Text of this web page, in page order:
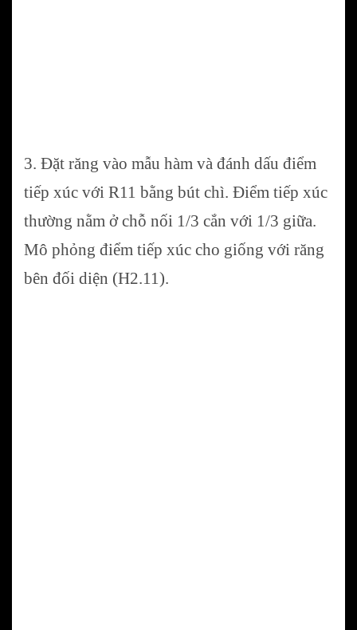
3. Đặt răng vào mẫu hàm và đánh dấu điểm
tiếp xúc với R11 bằng bút chì. Điểm tiếp xúc
thường nằm ở chỗ nối 1/3 cắn với 1/3 giữa.
Mô phỏng điểm tiếp xúc cho giống với răng
bên đối diện (H2.11).